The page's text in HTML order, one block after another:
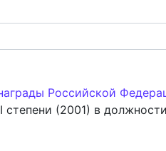
Российской
(2001) в